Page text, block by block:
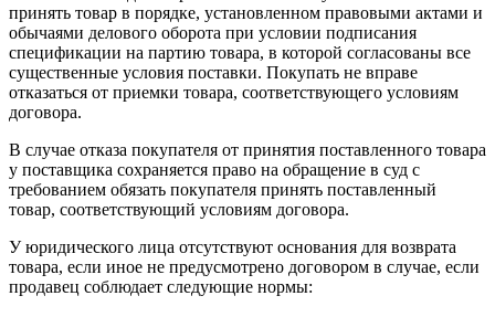
принять товар в порядке, установленном правовыми актами и
обычаями делового оборота при условии подписания
спецификации на партию товара, в которой согласованы все
существенные условия поставки. Покупать не вправе
отказаться от приемки товара, соответствующего условиям
договора.
В случае отказа покупателя от принятия поставленного товара
у поставщика сохраняется право на обращение в суд с
требованием обязать покупателя принять поставленный
товар, соответствующий условиям договора.
У юридического лица отсутствуют основания для возврата
товара, если иное не предусмотрено договором в случае, если
продавец соблюдает следующие нормы: